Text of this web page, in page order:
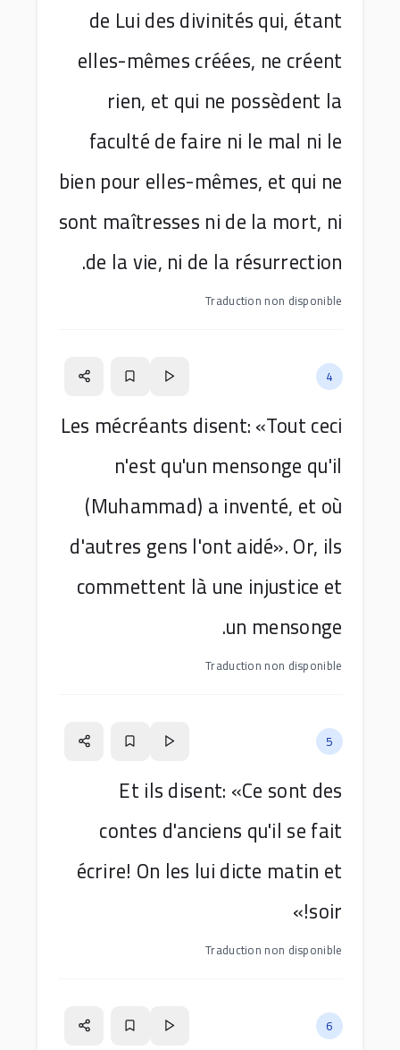
de Lui des divinités qui, étant
elles-mêmes créées, ne créent
rien, et qui ne possèdent la
faculté de faire ni le mal ni le
bien pour elles-mêmes, et qui ne
sont maîtresses ni de la mort, ni
de la vie, ni de la résurrection.
Traduction non disponible
4
Les mécréants disent: «Tout ceci
n'est qu'un mensonge qu'il
(Muhammad) a inventé, et où
d'autres gens l'ont aidé». Or, ils
commettent là une injustice et
un mensonge.
Traduction non disponible
5
Et ils disent: «Ce sont des
contes d'anciens qu'il se fait
écrire! On les lui dicte matin et
soir!»
Traduction non disponible
6